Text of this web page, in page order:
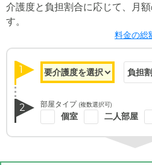
介護度と負担割合に応じて、月
す。
料金の総
1
2 部屋タイプ (複数選択可)
個室 二人部屋